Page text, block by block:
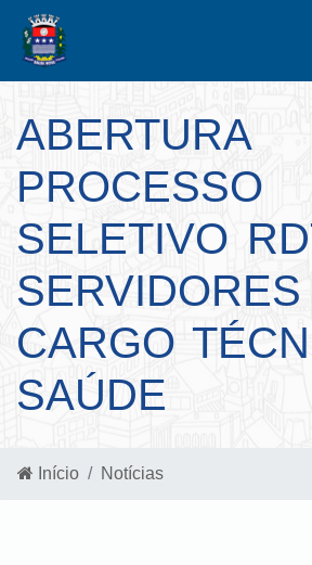
ABERTURA
PROCESSO
SELETIVO
CARGO
SAÚDE
Início Notícias